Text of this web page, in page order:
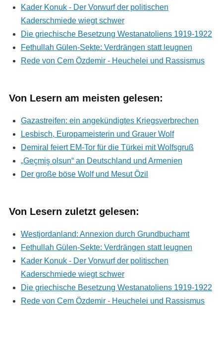
Kader Konuk - Der Vorwurf der politischen
Kaderschmiede wiegt schwer
Die griechische Besetzung Westanatoliens 1919-1922
Fethullah Gülen-Sekte: Verdrängen statt leugnen
Rede von Cem Özdemir - Heuchelei und Rassismus
Von Lesern am meisten gelesen:
Gazastreifen: ein angekündigtes Kriegsverbrechen
Lesbisch, Europameisterin und Grauer Wolf
Demiral feiert EM-Tor für die Türkei mit Wolfsgruß
„Geçmiş olsun“ an Deutschland und Armenien
Der große böse Wolf und Mesut Özil
Von Lesern zuletzt gelesen:
Westjordanland: Annexion durch Grundbuchamt
Fethullah Gülen-Sekte: Verdrängen statt leugnen
Kader Konuk - Der Vorwurf der politischen
Kaderschmiede wiegt schwer
Die griechische Besetzung Westanatoliens 1919-1922
Rede von Cem Özdemir - Heuchelei und Rassismus